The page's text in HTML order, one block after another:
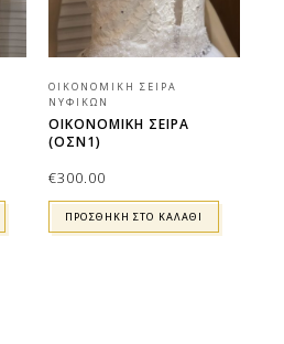
ΟΙΚΟΝΟΜΙΚΉ ΣΕΙΡΆ
ΝΥΦΙΚΏΝ
ΟΙΚΟΝΟΜΙΚΉ ΣΕΙΡΆ
(ΟΣΝ1)
€300.00
ΠΡΟΣΘΉΚΗ ΣΤΟ ΚΑΛΆΘΙ